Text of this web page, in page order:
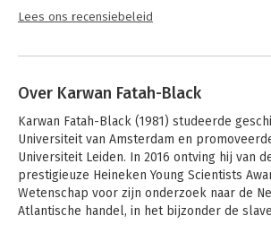
Lees ons recensiebeleid
Over Karwan Fatah-Black
Karwan Fatah-Black (1981) studeerde
Universiteit van Amsterdam en
Universiteit Leiden. In 2016 ontving hij van
prestigieuze Heineken Young Scientists
Wetenschap voor zijn onderzoek naar de
Atlantische handel, in het bijzonder de